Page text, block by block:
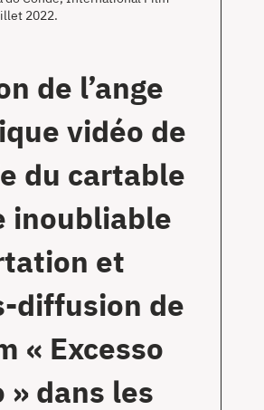
2022.
de l’ange
vidéo de
du cartable
inoubliable
et
diffusion de
« Excesso
» dans les